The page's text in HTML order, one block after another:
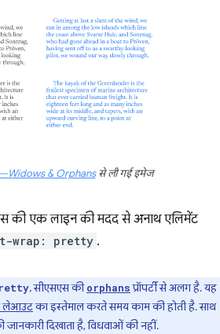
& Orphansसे ली गई इमेज
की एक लाइन की मदद से अनाथ एलिमेंट
wrap: pretty .
, सीएसएस कीorphansप्रॉपर्टी से अलग है. यह
लेआउटका इस्तेमाल करते समय काम की होती है. साथ
जानकारी दिखाता है, विधवाओं की नहीं.